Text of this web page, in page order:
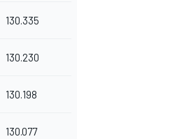
130.335
130.230
130.198
130.077